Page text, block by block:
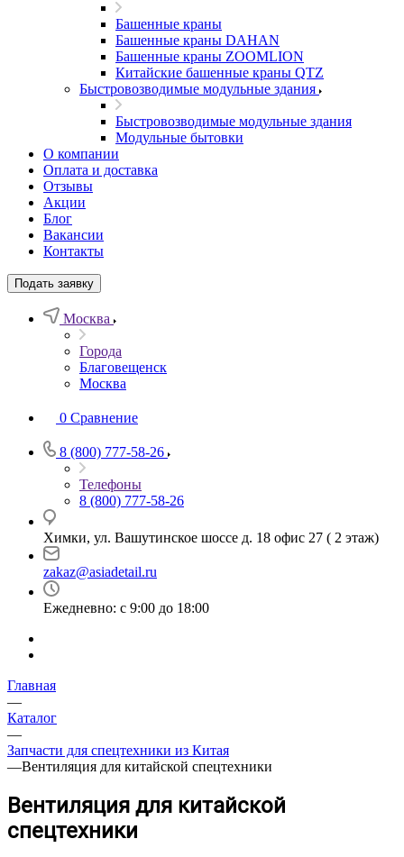
Башенные краны
Башенные краны DAHAN
Башенные краны ZOOMLION
Китайские башенные краны QTZ
Быстровозводимые модульные здания
Быстровозводимые модульные здания
Модульные бытовки
О компании
Оплата и доставка
Отзывы
Акции
Блог
Вакансии
Контакты
Подать заявку
Москва
Города
Благовещенск
Москва
0 Сравнение
8 (800) 777-58-26
Телефоны
8 (800) 777-58-26
Химки, ул. Вашутинское шоссе д. 18 офис 27 ( 2 этаж)
zakaz@asiadetail.ru
Ежедневно: с 9:00 до 18:00
Главная
—
Каталог
—
Запчасти для спецтехники из Китая
—Вентиляция для китайской спецтехники
Вентиляция для китайской
спецтехники